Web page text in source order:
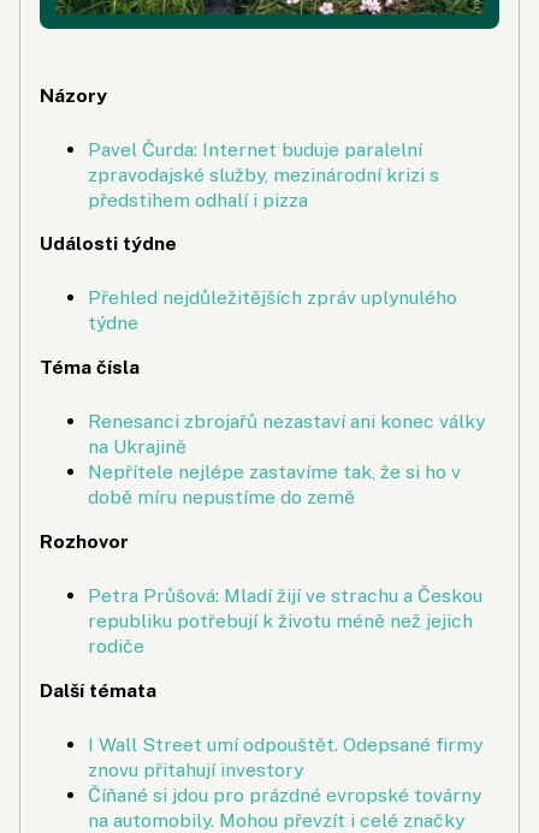
Názory
Pavel Čurda: Internet buduje paralelní
zpravodajské služby, mezinárodní krizi s
předstihem odhalí i pizza
Události týdne
Přehled nejdůležitějších zpráv uplynulého
týdne
Téma čísla
Renesanci zbrojařů nezastaví ani konec války
na Ukrajině
Nepřítele nejlépe zastavíme tak, že si ho v
době míru nepustíme do země
Rozhovor
Petra Průšová: Mladí žijí ve strachu a Českou
republiku potřebují k životu méně než jejich
rodiče
Další témata
I Wall Street umí odpouštět. Odepsané firmy
znovu přitahují investory
Číňané si jdou pro prázdné evropské továrny
na automobily. Mohou převzít i celé značky